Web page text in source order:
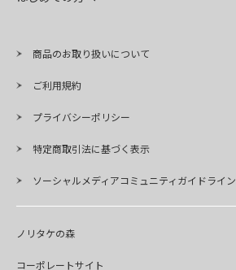
商品のお取り扱いについて
ご利用規約
プライバシーポリシー
特定商取引法に基づく表示
ソーシャルメディアコミュニティガイドライン
ノリタケの森
コーポレートサイト